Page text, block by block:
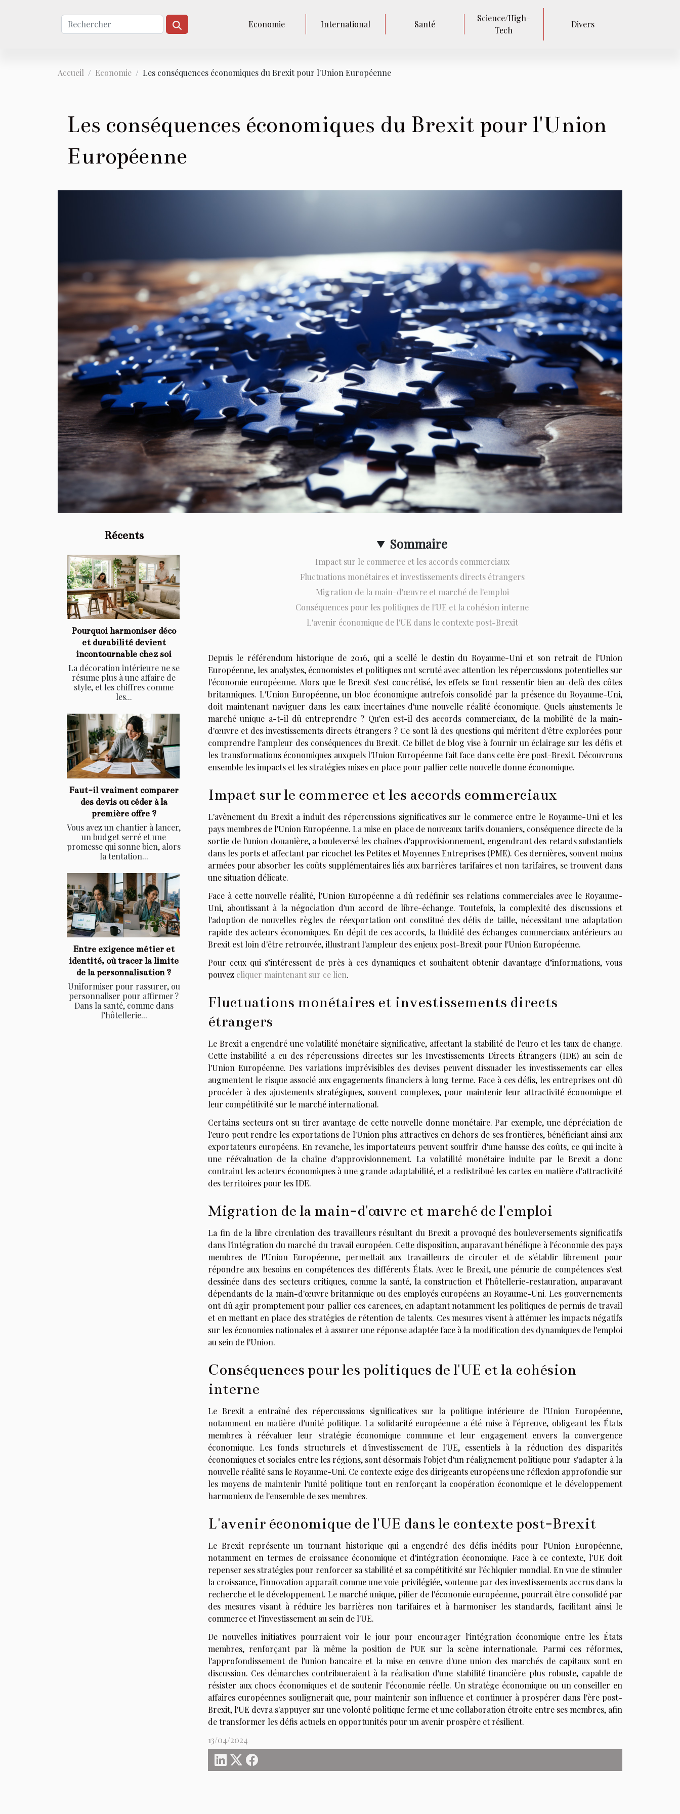
Economie International Santé
Science/High-
Tech
Divers
Accueil Economie Les conséquences économiques du Brexit pour l'Union Européenne
Les conséquences économiques du Brexit pour l'Union
Européenne
Récents
Pourquoi harmoniser déco
et durabilité devient
incontournable chez soi
La décoration intérieure ne se
résume plus à une affaire de
style, et les chiffres comme
les...
Faut-il vraiment comparer
des devis ou céder à la
première offre ?
Vous avez un chantier à lancer,
un budget serré et une
promesse qui sonne bien, alors
la tentation...
Entre exigence métier et
identité, où tracer la limite
de la personnalisation ?
Uniformiser pour rassurer, ou
personnaliser pour affirmer ?
Dans la santé, comme dans
l’hôtellerie...
Sommaire
Impact sur le commerce et les accords commerciaux
Fluctuations monétaires et investissements directs étrangers
Migration de la main-d'œuvre et marché de l'emploi
Conséquences pour les politiques de l'UE et la cohésion interne
L'avenir économique de l'UE dans le contexte post-Brexit
Depuis le référendum historique de 2016, qui a scellé le destin du Royaume-Uni et son retrait de l'Union
Européenne, les analystes, économistes et politiques ont scruté avec attention les répercussions potentielles sur
l'économie européenne. Alors que le Brexit s'est concrétisé, les effets se font ressentir bien au-delà des côtes
britanniques. L'Union Européenne, un bloc économique autrefois consolidé par la présence du Royaume-Uni,
doit maintenant naviguer dans les eaux incertaines d'une nouvelle réalité économique. Quels ajustements le
marché unique a-t-il dû entreprendre ? Qu'en est-il des accords commerciaux, de la mobilité de la main-
d'œuvre et des investissements directs étrangers ? Ce sont là des questions qui méritent d'être explorées pour
comprendre l'ampleur des conséquences du Brexit. Ce billet de blog vise à fournir un éclairage sur les défis et
les transformations économiques auxquels l'Union Européenne fait face dans cette ère post-Brexit. Découvrons
ensemble les impacts et les stratégies mises en place pour pallier cette nouvelle donne économique.
Impact sur le commerce et les accords commerciaux
L'avènement du Brexit a induit des répercussions significatives sur le commerce entre le Royaume-Uni et les
pays membres de l'Union Européenne. La mise en place de nouveaux tarifs douaniers, conséquence directe de la
sortie de l'union douanière, a bouleversé les chaînes d'approvisionnement, engendrant des retards substantiels
dans les ports et affectant par ricochet les Petites et Moyennes Entreprises (PME). Ces dernières, souvent moins
armées pour absorber les coûts supplémentaires liés aux barrières tarifaires et non tarifaires, se trouvent dans
une situation délicate.
Face à cette nouvelle réalité, l'Union Européenne a dû redéfinir ses relations commerciales avec le Royaume-
Uni, aboutissant à la négociation d'un accord de libre-échange. Toutefois, la complexité des discussions et
l'adoption de nouvelles règles de réexportation ont constitué des défis de taille, nécessitant une adaptation
rapide des acteurs économiques. En dépit de ces accords, la fluidité des échanges commerciaux antérieurs au
Brexit est loin d'être retrouvée, illustrant l'ampleur des enjeux post-Brexit pour l'Union Européenne.
Pour ceux qui s’intéressent de près à ces dynamiques et souhaitent obtenir davantage d’informations, vous
pouvez cliquer maintenant sur ce lien.
Fluctuations monétaires et investissements directs
étrangers
Le Brexit a engendré une volatilité monétaire significative, affectant la stabilité de l'euro et les taux de change.
Cette instabilité a eu des répercussions directes sur les Investissements Directs Étrangers (IDE) au sein de
l'Union Européenne. Des variations imprévisibles des devises peuvent dissuader les investissements car elles
augmentent le risque associé aux engagements financiers à long terme. Face à ces défis, les entreprises ont dû
procéder à des ajustements stratégiques, souvent complexes, pour maintenir leur attractivité économique et
leur compétitivité sur le marché international.
Certains secteurs ont su tirer avantage de cette nouvelle donne monétaire. Par exemple, une dépréciation de
l'euro peut rendre les exportations de l'Union plus attractives en dehors de ses frontières, bénéficiant ainsi aux
exportateurs européens. En revanche, les importateurs peuvent souffrir d'une hausse des coûts, ce qui incite à
une réévaluation de la chaîne d'approvisionnement. La volatilité monétaire induite par le Brexit a donc
contraint les acteurs économiques à une grande adaptabilité, et a redistribué les cartes en matière d'attractivité
des territoires pour les IDE.
Migration de la main-d'œuvre et marché de l'emploi
La fin de la libre circulation des travailleurs résultant du Brexit a provoqué des bouleversements significatifs
dans l'intégration du marché du travail européen. Cette disposition, auparavant bénéfique à l'économie des pays
membres de l'Union Européenne, permettait aux travailleurs de circuler et de s'établir librement pour
répondre aux besoins en compétences des différents États. Avec le Brexit, une pénurie de compétences s'est
dessinée dans des secteurs critiques, comme la santé, la construction et l'hôtellerie-restauration, auparavant
dépendants de la main-d'œuvre britannique ou des employés européens au Royaume-Uni. Les gouvernements
ont dû agir promptement pour pallier ces carences, en adaptant notamment les politiques de permis de travail
et en mettant en place des stratégies de rétention de talents. Ces mesures visent à atténuer les impacts négatifs
sur les économies nationales et à assurer une réponse adaptée face à la modification des dynamiques de l'emploi
au sein de l'Union.
Conséquences pour les politiques de l'UE et la cohésion
interne
Le Brexit a entraîné des répercussions significatives sur la politique intérieure de l'Union Européenne,
notamment en matière d'unité politique. La solidarité européenne a été mise à l'épreuve, obligeant les États
membres à réévaluer leur stratégie économique commune et leur engagement envers la convergence
économique. Les fonds structurels et d'investissement de l'UE, essentiels à la réduction des disparités
économiques et sociales entre les régions, sont désormais l'objet d'un réalignement politique pour s'adapter à la
nouvelle réalité sans le Royaume-Uni. Ce contexte exige des dirigeants européens une réflexion approfondie sur
les moyens de maintenir l'unité politique tout en renforçant la coopération économique et le développement
harmonieux de l'ensemble de ses membres.
L'avenir économique de l'UE dans le contexte post-Brexit
Le Brexit représente un tournant historique qui a engendré des défis inédits pour l'Union Européenne,
notamment en termes de croissance économique et d'intégration économique. Face à ce contexte, l'UE doit
repenser ses stratégies pour renforcer sa stabilité et sa compétitivité sur l'échiquier mondial. En vue de stimuler
la croissance, l'innovation apparaît comme une voie privilégiée, soutenue par des investissements accrus dans la
recherche et le développement. Le marché unique, pilier de l'économie européenne, pourrait être consolidé par
des mesures visant à réduire les barrières non tarifaires et à harmoniser les standards, facilitant ainsi le
commerce et l'investissement au sein de l'UE.
De nouvelles initiatives pourraient voir le jour pour encourager l'intégration économique entre les États
membres, renforçant par là même la position de l'UE sur la scène internationale. Parmi ces réformes,
l'approfondissement de l'union bancaire et la mise en œuvre d'une union des marchés de capitaux sont en
discussion. Ces démarches contribueraient à la réalisation d'une stabilité financière plus robuste, capable de
résister aux chocs économiques et de soutenir l'économie réelle. Un stratège économique ou un conseiller en
affaires européennes soulignerait que, pour maintenir son influence et continuer à prospérer dans l'ère post-
Brexit, l'UE devra s'appuyer sur une volonté politique ferme et une collaboration étroite entre ses membres, afin
de transformer les défis actuels en opportunités pour un avenir prospère et résilient.
13/04/2024